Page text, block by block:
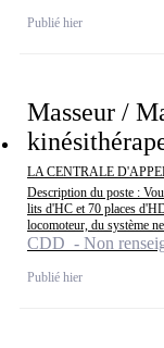
Publié hier
Masseur /
LA CENTRALE
Description du poste :
lits d'HC et 70 places
locomoteur, du système
CDD - Non
Publié hier